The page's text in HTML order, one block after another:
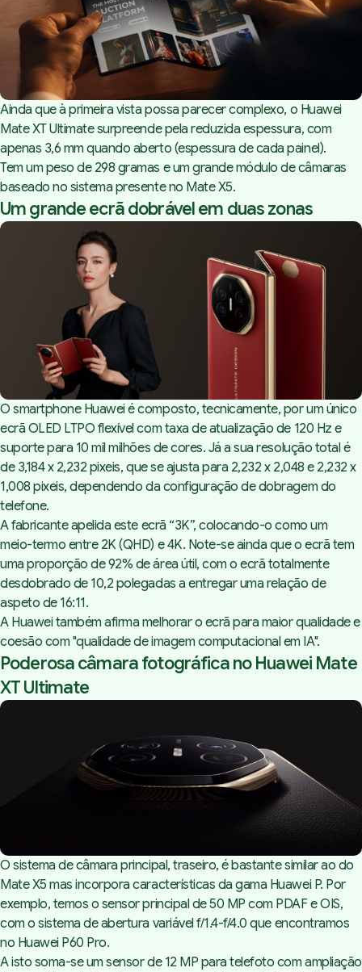
Ainda que à primeira vista possa parecer complexo, o Huawei
Mate XT Ultimate surpreende pela reduzida espessura, com
apenas 3,6 mm quando aberto (espessura de cada painel).
Tem um peso de 298 gramas e um grande módulo de câmaras
baseado no sistema presente no Mate X5.
Um grande ecrã dobrável em duas zonas
O smartphone Huawei é composto, tecnicamente, por um único
ecrã OLED LTPO flexível com taxa de atualização de 120 Hz e
suporte para 10 mil milhões de cores. Já a sua resolução total é
de 3,184 x 2,232 pixeis, que se ajusta para 2,232 x 2,048 e 2,232 x
1,008 pixeis, dependendo da configuração de dobragem do
telefone.
A fabricante apelida este ecrã “3K”, colocando-o como um
meio-termo entre 2K (QHD) e 4K. Note-se ainda que o ecrã tem
uma proporção de 92% de área útil, com o ecrã totalmente
desdobrado de 10,2 polegadas a entregar uma relação de
aspeto de 16:11.
A Huawei também afirma melhorar o ecrã para maior qualidade e
coesão com "qualidade de imagem computacional em IA".
Poderosa câmara fotográfica no Huawei Mate
XT Ultimate
O sistema de câmara principal, traseiro, é bastante similar ao do
Mate X5 mas incorpora características da gama Huawei P. Por
exemplo, temos o sensor principal de 50 MP com PDAF e OIS,
com o sistema de abertura variável f/1.4-f/4.0 que encontramos
no Huawei P60 Pro.
A isto soma-se um sensor de 12 MP para telefoto com ampliação